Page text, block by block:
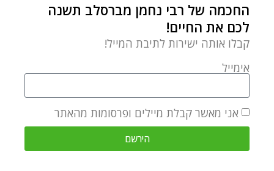
החכמה של רבי נחמן מברסלב תשנה
לכם את החיים!
קבלו אותה ישירות לתיבת המייל!
אימייל
אני מאשר קבלת מיילים ופרסומות מהאתר
הירשם